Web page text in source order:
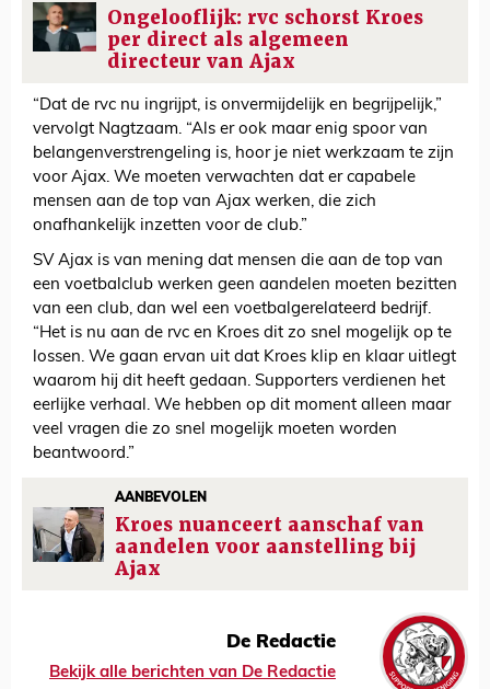
Ongelooflijk: rvc schorst Kroes
per direct als algemeen
directeur van Ajax
“Dat de rvc nu ingrijpt, is onvermijdelijk en begrijpelijk,”
vervolgt Nagtzaam. “Als er ook maar enig spoor van
belangenverstrengeling is, hoor je niet werkzaam te zijn
voor Ajax. We moeten verwachten dat er capabele
mensen aan de top van Ajax werken, die zich
onafhankelijk inzetten voor de club.”
SV Ajax is van mening dat mensen die aan de top van
een voetbalclub werken geen aandelen moeten bezitten
van een club, dan wel een voetbalgerelateerd bedrijf.
“Het is nu aan de rvc en Kroes dit zo snel mogelijk op te
lossen. We gaan ervan uit dat Kroes klip en klaar uitlegt
waarom hij dit heeft gedaan. Supporters verdienen het
eerlijke verhaal. We hebben op dit moment alleen maar
veel vragen die zo snel mogelijk moeten worden
beantwoord.”
AANBEVOLEN
Kroes nuanceert aanschaf van
aandelen voor aanstelling bij
Ajax
De Redactie
Bekijk alle berichten van De Redactie